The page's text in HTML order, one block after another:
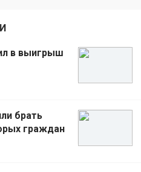
в выигрыш
брать
граждан